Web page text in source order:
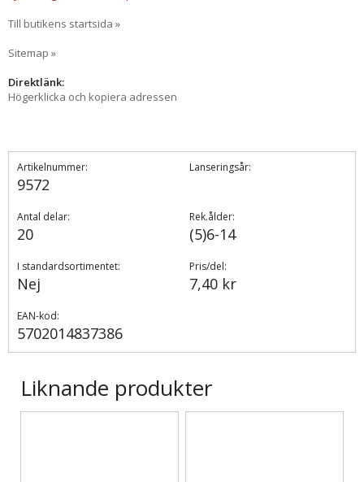
Till butikens startsida »
Sitemap »
Direktlänk:
Högerklicka och kopiera adressen
Artikelnummer:
9572
Lanseringsår:
Antal delar:
20
Rek.ålder:
(5)6-14
I standardsortimentet:
Nej
Pris/del:
7,40 kr
EAN-kod:
5702014837386
Liknande produkter